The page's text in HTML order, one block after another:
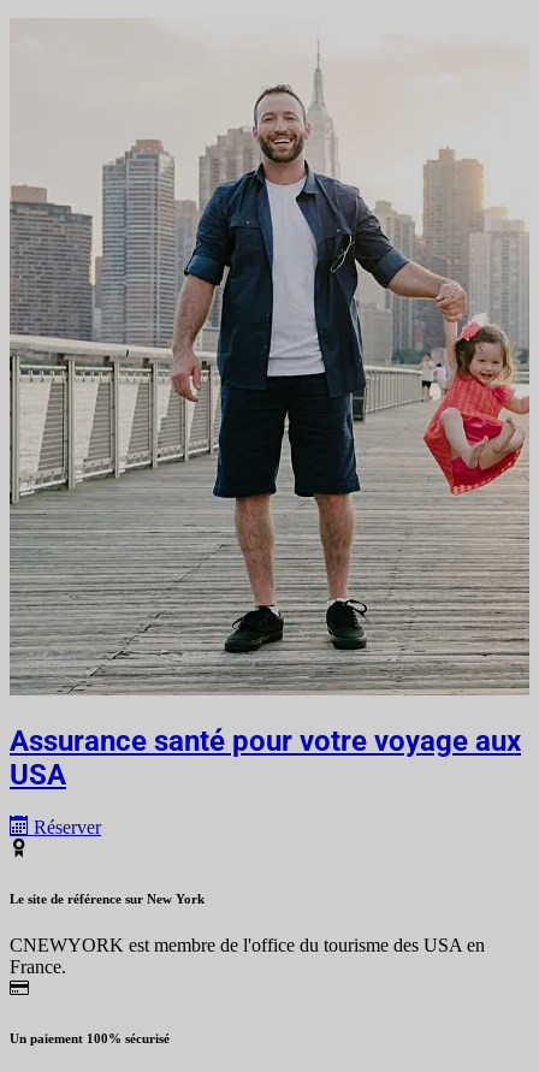
Assurance santé pour votre voyage aux
USA
Réserver
Le site de référence sur New York
CNEWYORK est membre de l'office du tourisme des USA en
France.
Un paiement 100% sécurisé